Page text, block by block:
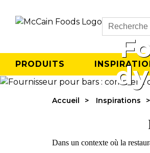
Search
PRODUITS
Accueil Inspirations
Dans un contexte où la